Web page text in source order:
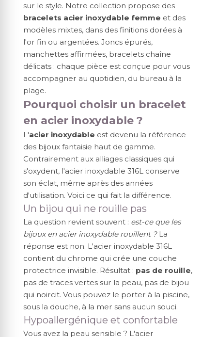
sur le style. Notre collection propose des
bracelets acier inoxydable femme et des
modèles mixtes, dans des finitions dorées à
l'or fin ou argentées. Joncs épurés,
manchettes affirmées, bracelets chaîne
délicats : chaque pièce est conçue pour vous
accompagner au quotidien, du bureau à la
plage.
Pourquoi choisir un bracelet
en acier inoxydable ?
L'acier inoxydable est devenu la référence
des bijoux fantaisie haut de gamme.
Contrairement aux alliages classiques qui
s'oxydent, l'acier inoxydable 316L conserve
son éclat, même après des années
d'utilisation. Voici ce qui fait la différence.
Un bijou qui ne rouille pas
La question revient souvent : est-ce que les
bijoux en acier inoxydable rouillent ?La
réponse est non. L'acier inoxydable 316L
contient du chrome qui crée une couche
protectrice invisible. Résultat : pas de rouille,
pas de traces vertes sur la peau, pas de bijou
qui noircit. Vous pouvez le porter à la piscine,
sous la douche, à la mer sans aucun souci.
Hypoallergénique et confortable
Vous avez la peau sensible ? L'acier